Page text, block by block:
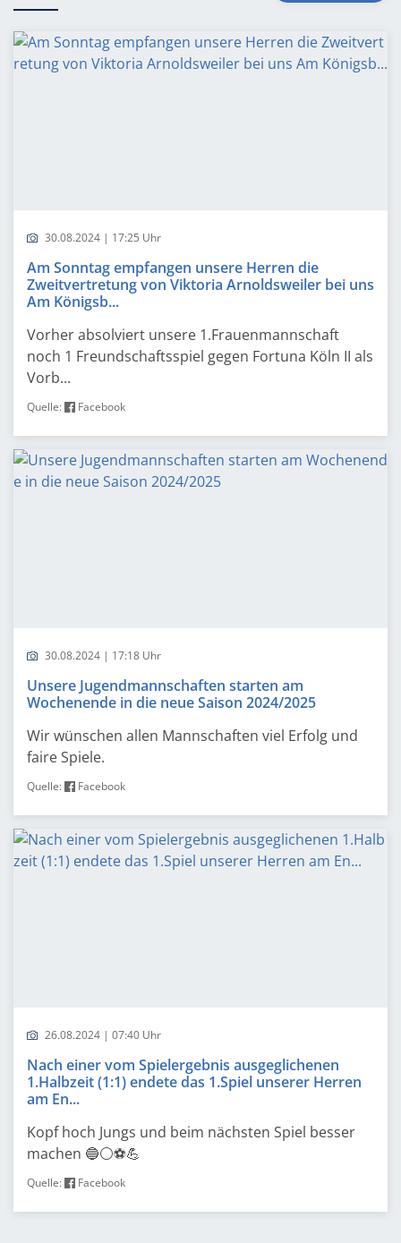
30.08.2024 | 17:25 Uhr
Am Sonntag empfangen unsere Herren die
Zweitvertretung von Viktoria Arnoldsweiler bei uns
Am Königsb...
Vorher absolviert unsere 1.Frauenmannschaft
noch 1 Freundschaftsspiel gegen Fortuna Köln II als
Vorb...
Quelle: Facebook
30.08.2024 | 17:18 Uhr
Unsere Jugendmannschaften starten am
Wochenende in die neue Saison 2024/2025
Wir wünschen allen Mannschaften viel Erfolg und
faire Spiele.
Quelle: Facebook
26.08.2024 | 07:40 Uhr
Nach einer vom Spielergebnis ausgeglichenen
1.Halbzeit (1:1) endete das 1.Spiel unserer Herren
am En...
Kopf hoch Jungs und beim nächsten Spiel besser
machen 🔵⚪️⚽️💪
Quelle: Facebook